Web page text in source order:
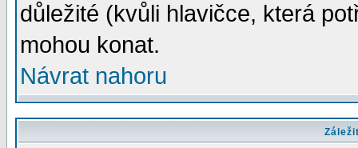
důležité (kvůli hlavičce, která
mohou konat.
Návrat nahoru